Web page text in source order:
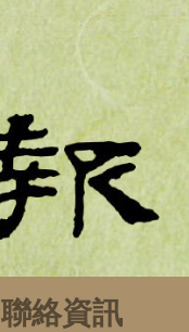
聯絡資訊